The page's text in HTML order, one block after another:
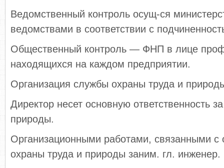
Ведомственный контроль осущ-ся
ведомствами в соответствии с
Общественный контроль — ФНП в лице
находящихся на каждом предприятии.
Организация службы охраны труда и
Директор несет основную ответственность
природы.
Организационными работами, связанными с
охраны труда и природы заним. гл. инженер.